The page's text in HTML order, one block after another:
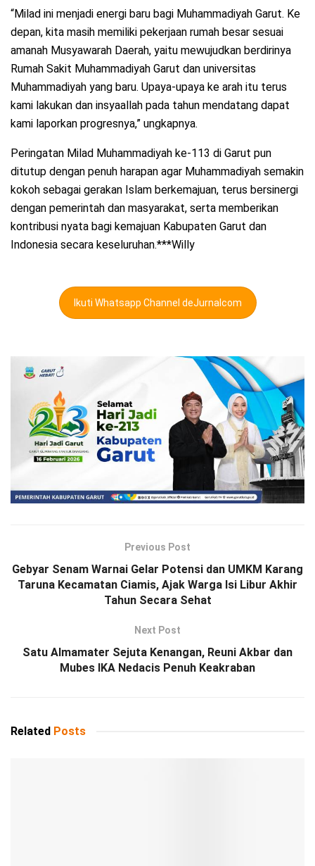
“Milad ini menjadi energi baru bagi Muhammadiyah Garut. Ke
depan, kita masih memiliki pekerjaan rumah besar sesuai
amanah Musyawarah Daerah, yaitu mewujudkan berdirinya
Rumah Sakit Muhammadiyah Garut dan universitas
Muhammadiyah yang baru. Upaya-upaya ke arah itu terus
kami lakukan dan insyaallah pada tahun mendatang dapat
kami laporkan progresnya,” ungkapnya.
Peringatan Milad Muhammadiyah ke-113 di Garut pun
ditutup dengan penuh harapan agar Muhammadiyah semakin
kokoh sebagai gerakan Islam berkemajuan, terus bersinergi
dengan pemerintah dan masyarakat, serta memberikan
kontribusi nyata bagi kemajuan Kabupaten Garut dan
Indonesia secara keseluruhan.***Willy
Ikuti Whatsapp Channel deJurnalcom
Previous Post
Gebyar Senam Warnai Gelar Potensi dan UMKM Karang
Taruna Kecamatan Ciamis, Ajak Warga Isi Libur Akhir
Tahun Secara Sehat
Next Post
Satu Almamater Sejuta Kenangan, Reuni Akbar dan
Mubes IKA Nedacis Penuh Keakraban
Related Posts